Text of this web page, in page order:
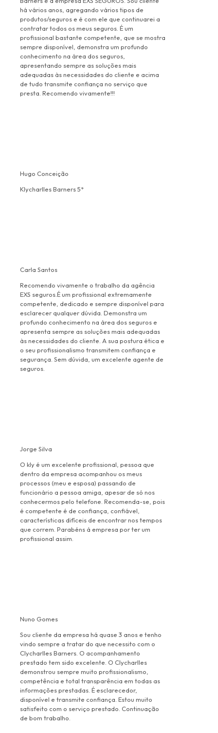
há vários anos, agregando vários tipos de
produtos/seguros e é com ele que continuarei a
contratar todos os meus seguros. É um
profissional bastante competente, que se mostra
sempre disponível, demonstra um profundo
conhecimento na área dos seguros,
apresentando sempre as soluções mais
adequadas às necessidades do cliente e acima
de tudo transmite confiança no serviço que
presta. Recomendo vivamente!!!
Hugo Conceição
Klycharlles Barners 5*
Carla Santos
Recomendo vivamente o trabalho da agência
EXS seguros.É um profissional extremamente
competente, dedicado e sempre disponível para
esclarecer qualquer dúvida. Demonstra um
profundo conhecimento na área dos seguros e
apresenta sempre as soluções mais adequadas
às necessidades do cliente. A sua postura ética e
o seu profissionalismo transmitem confiança e
segurança. Sem dúvida, um excelente agente de
seguros.
Jorge Silva
O kly é um excelente profissional, pessoa que
dentro da empresa acompanhou os meus
processos (meu e esposa) passando de
funcionário a pessoa amiga, apesar de só nos
conhecermos pelo telefone. Recomenda-se, pois
é competente é de confiança, confiável,
características difíceis de encontrar nos tempos
que correm. Parabéns á empresa por ter um
profissional assim.
Nuno Gomes
Sou cliente da empresa há quase 3 anos e tenho
vindo sempre a tratar do que necessito com o
Clycharlles Barners. O acompanhamento
prestado tem sido excelente. O Clycharlles
demonstrou sempre muito profissionalismo,
competência e total transparência em todas as
informações prestadas. É esclarecedor,
disponível e transmite confiança. Estou muito
satisfeito com o serviço prestado. Continuação
de bom trabalho.